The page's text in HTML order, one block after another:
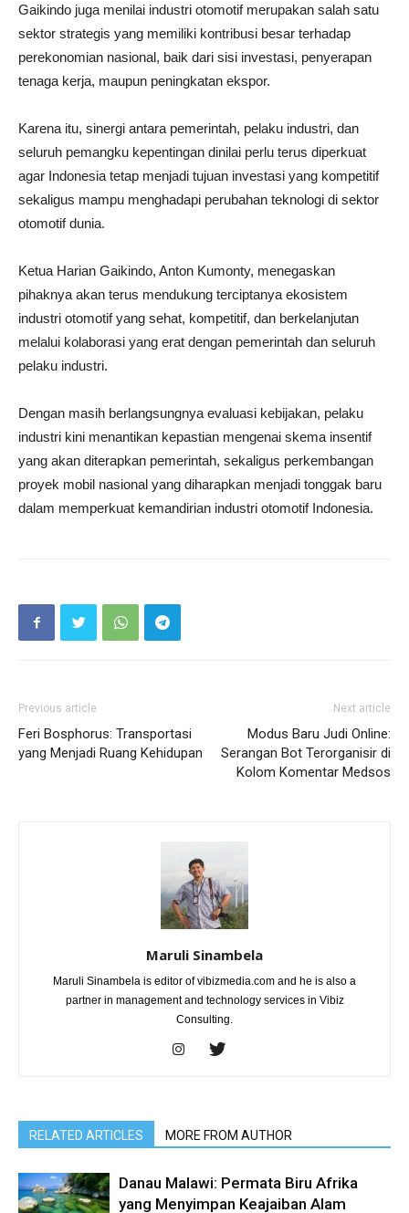
Gaikindo juga menilai industri otomotif merupakan salah satu
sektor strategis yang memiliki kontribusi besar terhadap
perekonomian nasional, baik dari sisi investasi, penyerapan
tenaga kerja, maupun peningkatan ekspor.
Karena itu, sinergi antara pemerintah, pelaku industri, dan
seluruh pemangku kepentingan dinilai perlu terus diperkuat
agar Indonesia tetap menjadi tujuan investasi yang kompetitif
sekaligus mampu menghadapi perubahan teknologi di sektor
otomotif dunia.
Ketua Harian Gaikindo, Anton Kumonty, menegaskan
pihaknya akan terus mendukung terciptanya ekosistem
industri otomotif yang sehat, kompetitif, dan berkelanjutan
melalui kolaborasi yang erat dengan pemerintah dan seluruh
pelaku industri.
Dengan masih berlangsungnya evaluasi kebijakan, pelaku
industri kini menantikan kepastian mengenai skema insentif
yang akan diterapkan pemerintah, sekaligus perkembangan
proyek mobil nasional yang diharapkan menjadi tonggak baru
dalam memperkuat kemandirian industri otomotif Indonesia.
Previous article
Feri Bosphorus: Transportasi
yang Menjadi Ruang Kehidupan
Next article
Modus Baru Judi Online:
Serangan Bot Terorganisir di
Kolom Komentar Medsos
Maruli Sinambela
Maruli Sinambela is editor of vibizmedia.com and he is also a
partner in management and technology services in Vibiz
Consulting.
RELATED ARTICLES MORE FROM AUTHOR
Danau Malawi: Permata Biru Afrika
yang Menyimpan Keajaiban Alam